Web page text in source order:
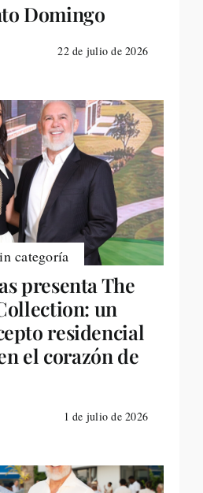
Domingo
22 de julio de 2026
categoría
presenta The
un
residencial
el corazón de
1 de julio de 2026